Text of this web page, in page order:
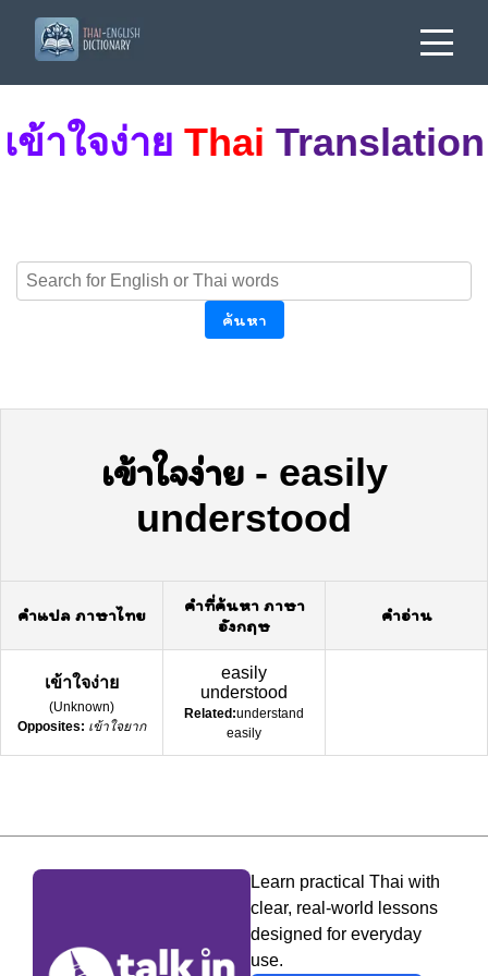
เข้าใจง่าย Thai Translation
ค้นหา
เข้าใจง่าย- easily
understood
คำแปล ภาษาไทย
คำที่ค้นหา ภาษา
อังกฤษ
คำอ่าน
เข้าใจง่าย
(Unknown)
Opposites: เข้าใจยาก
easily
understood
Related:understand
easily
Learn practical Thai with
clear, real-world lessons
designed for everyday
use.